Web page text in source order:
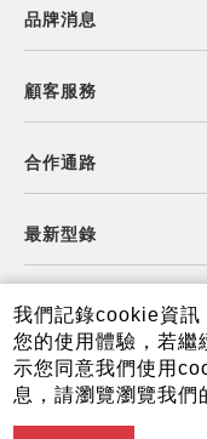
品牌消息
顧客服務
合作通路
最新型錄
食譜查詢
夏普可購樂線上商城
我們記錄cookie資訊
您的使用體驗，若繼
示您同意我們使用
息，請瀏覽瀏覽我們